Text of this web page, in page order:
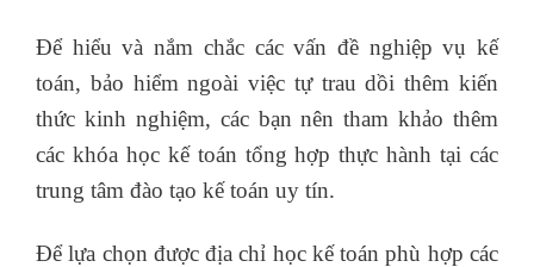
Để hiểu và nắm chắc các vấn đề nghiệp vụ kế
toán, bảo hiểm ngoài việc tự trau dồi thêm kiến
thức kinh nghiệm, các bạn nên tham khảo thêm
các khóa học kế toán tổng hợp thực hành tại các
trung tâm đào tạo kế toán uy tín.
Để lựa chọn được địa chỉ học kế toán phù hợp các